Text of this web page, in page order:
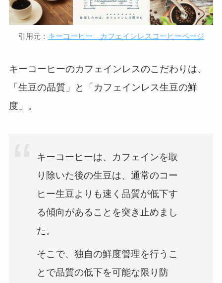
引用元： キーコーヒー カフェインレスコーヒーページ
キーコーヒーのカフェインレスのこだわりは、
「生豆の品質」と「カフェインレス生豆の鮮
度」。
キーコーヒーは、カフェインを取
り除いた後の生豆は、通常のコー
ヒー生豆よりも速く品質が低下す
る傾向があることを突き止めまし
た。
そこで、独自の鮮度管理を行うこ
とで品質の低下を可能な限り防